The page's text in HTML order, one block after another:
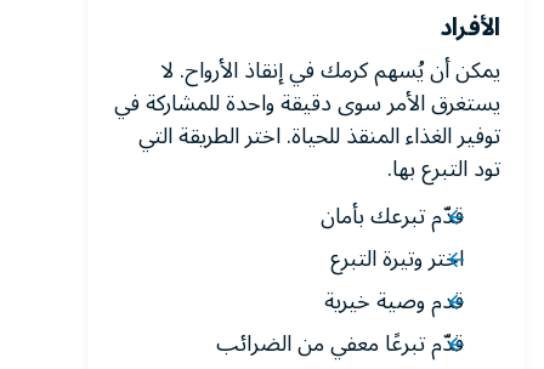
الأفراد
يمكن أن يُسهم كرمك في إنقاذ الأرواح. لا
يستغرق الأمر سوى دقيقة واحدة للمشاركة في
توفير الغذاء المنقذ للحياة. اختر الطريقة التي
تود التبرع بها.
قدّم تبرعك بأمان
اختر وتيرة التبرع
قدم وصية خيرية
قدّم تبرعًا معفي من الضرائب